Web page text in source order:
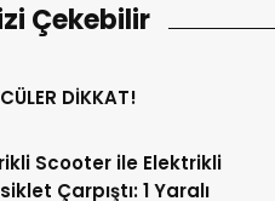
Çekebilir
DİKKAT!
Scooter ile Elektrikli
Çarpıştı: 1 Yaralı